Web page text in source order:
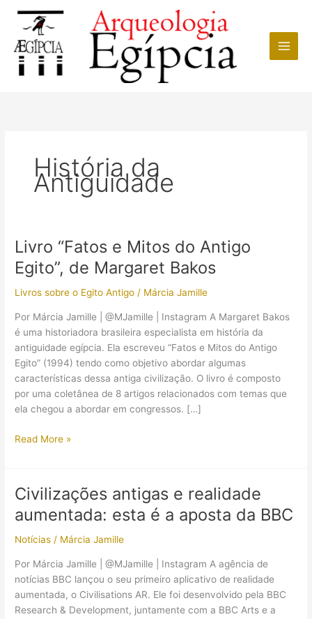
conteúdo
História da
Antiguidade
Livro “Fatos e Mitos do Antigo
Egito”, de Margaret Bakos
Livros sobre o Egito Antigo / Márcia Jamille
Por Márcia Jamille | @MJamille | Instagram A Margaret Bakos
é uma historiadora brasileira especialista em história da
antiguidade egípcia. Ela escreveu “Fatos e Mitos do Antigo
Egito” (1994) tendo como objetivo abordar algumas
características dessa antiga civilização. O livro é composto
por uma coletânea de 8 artigos relacionados com temas que
ela chegou a abordar em congressos. […]
Livro
do
Antigo
de
Margaret
Bakos
Read More »
Civilizações antigas e realidade
aumentada: esta é a aposta da BBC
Notícias / Márcia Jamille
Por Márcia Jamille | @MJamille | Instagram A agência de
notícias BBC lançou o seu primeiro aplicativo de realidade
aumentada, o Civilisations AR. Ele foi desenvolvido pela BBC
Research & Development, juntamente com a BBC Arts e a